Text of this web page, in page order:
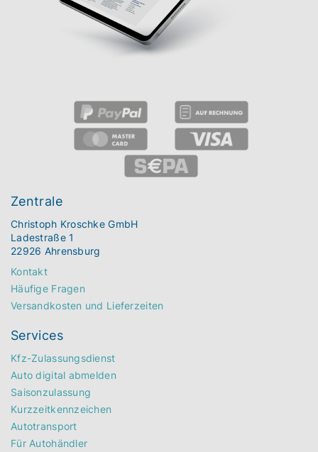
Zentrale
Christoph Kroschke GmbH
Ladestraße 1
22926 Ahrensburg
Kontakt
Häufige Fragen
Versandkosten und Lieferzeiten
Services
Kfz-Zulassungsdienst
Auto digital abmelden
Saisonzulassung
Kurzzeitkennzeichen
Autotransport
Für Autohändler